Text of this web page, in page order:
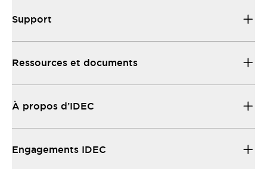
Support
Ressources et documents
À propos d’IDEC
Engagements IDEC